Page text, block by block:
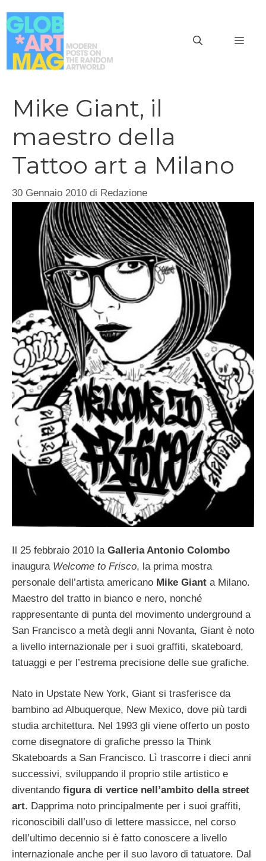
al
contenuto
Mike Giant, il
maestro della
Tattoo art a Milano
30 Gennaio 2010 di Redazione
Il 25 febbraio 2010 la Galleria Antonio Colombo
inaugura Welcome to Frisco, la prima mostra
personale dell’artista americano Mike Giant a Milano.
Maestro del tratto in bianco e nero, nonché
rappresentante di punta del movimento underground a
San Francisco a metà degli anni Novanta, Giant è noto
a livello internazionale per i suoi graffiti, skateboard,
tatuaggi e per l’estrema precisione delle sue grafiche.
Nato in Upstate New York, Giant si trasferisce da
bambino ad Albuquerque, New Mexico, dove più tardi
studia architettura. Nel 1993 gli viene offerto un posto
come disegnatore di grafiche presso la Think
Skateboards a San Francisco. Lì trascorre i dieci anni
successivi, sviluppando il proprio stile artistico e
diventando figura di vertice nell’ambito della street
art. Dapprima noto principalmente per i suoi graffiti,
riconoscibili dall’uso di lettere massicce, nel corso
dell’ultimo decennio si è fatto conoscere a livello
internazionale anche per il suo lavoro di tatuatore. Dal